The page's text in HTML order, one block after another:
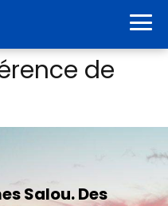
de
Salou. Des